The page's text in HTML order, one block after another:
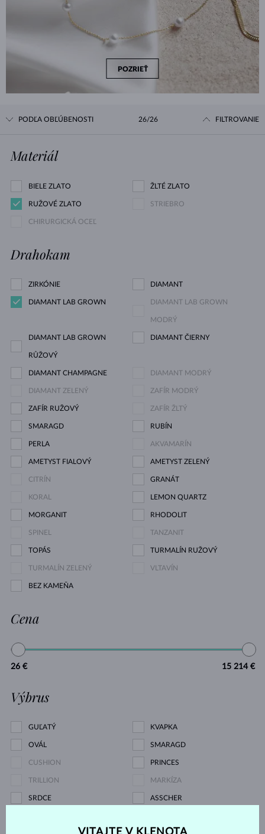
POZRIEŤ
PODĽA OBĽÚBENOSTI 26/26 FILTROVANIE
Materiál
BIELE ZLATO ŽLTÉ ZLATO
RUŽOVÉ ZLATO STRIEBRO
CHIRURGICKÁ OCEĽ
Drahokam
ZIRKÓNIE DIAMANT
DIAMANT LAB GROWN DIAMANT LAB GROWN
MODRÝ
DIAMANT LAB GROWN
RŮŽOVÝ
DIAMANT ČIERNY
DIAMANT CHAMPAGNE DIAMANT MODRÝ
DIAMANT ZELENÝ ZAFÍR MODRÝ
ZAFÍR RUŽOVÝ ZAFÍR ŽLTÝ
SMARAGD RUBÍN
PERLA AKVAMARÍN
AMETYST FIALOVÝ AMETYST ZELENÝ
CITRÍN GRANÁT
KORAL LEMON QUARTZ
MORGANIT RHODOLIT
SPINEL TANZANIT
TOPÁS TURMALÍN RUŽOVÝ
TURMALÍN ZELENÝ VLTAVÍN
BEZ KAMEŇA
Cena
26 € 15 214 €
Výbrus
GUĽATÝ KVAPKA
OVÁL SMARAGD
CUSHION PRINCES
TRILLION MARKÍZA
SRDCE ASSCHER